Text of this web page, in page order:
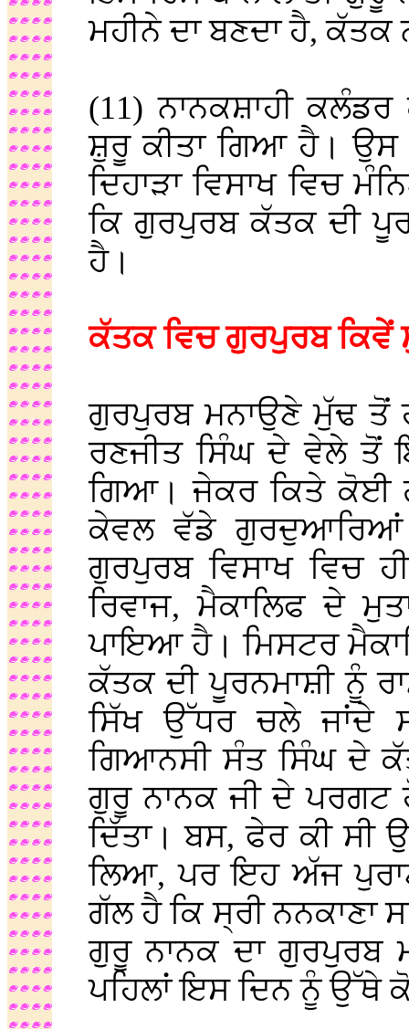
ਮਹੀਨੇ ਦਾ ਬਣਦਾ ਹੈ, ਕੱਤਕ
(11) ਨਾਨਕਸ਼ਾਹੀ
ਸ਼ੁਰੂ ਕੀਤਾ ਗਿਆ ਹੈ। ਉਸ
ਦਿਹਾੜਾ ਵਿਸਾਖ ਵਿਚ
ਕਿ ਗੁਰਪੁਰਬ ਕੱਤਕ ਦੀ
ਹੈ।
ਕੱਤਕ ਵਿਚ ਗੁਰਪੁਰਬ
ਗੁਰਪੁਰਬ ਮਨਾਉਣੇ ਮੁੱਢ ਤੋਂ
ਰਣਜੀਤ ਸਿੰਘ ਦੇ ਵੇਲੇ ਤੋਂ
ਗਿਆ। ਜੇਕਰ ਕਿਤੇ ਕੋਈ
ਕੇਵਲ ਵੱਡੇ ਗੁਰਦੁਆਰਿਆਂ
ਗੁਰਪੁਰਬ ਵਿਸਾਖ ਵਿਚ
ਰਿਵਾਜ, ਮੈਕਾਲਿਫ ਦੇ
ਪਾਇਆ ਹੈ। ਮਿਸਟਰ
ਕੱਤਕ ਦੀ ਪੂਰਨਮਾਸ਼ੀ ਨੂੰ
ਸਿੱਖ ਉੱਧਰ ਚਲੇ ਜਾਂਦੇ
ਗਿਆਨਸੀ ਸੰਤ ਸਿੰਘ ਦੇ
ਗੁਰੂ ਨਾਨਕ ਜੀ ਦੇ ਪਰਗਟ
ਦਿੱਤਾ। ਬਸ, ਫੇਰ ਕੀ ਸੀ
ਲਿਆ, ਪਰ ਇਹ ਅੱਜ
ਗੱਲ ਹੈ ਕਿ ਸ੍ਰੀ ਨਨਕਾਣਾ
ਗੁਰੂ ਨਾਨਕ ਦਾ
ਪਹਿਲਾਂ ਇਸ ਦਿਨ ਨੂੰ ਉੱਥੇ